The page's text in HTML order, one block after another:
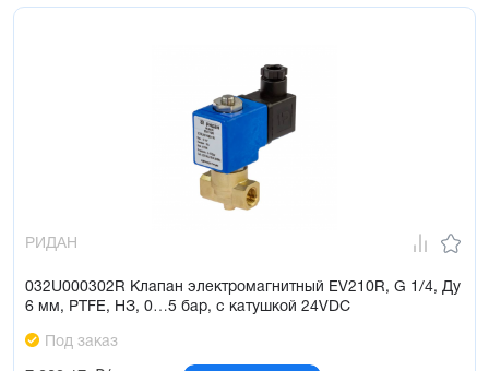
РИДАН
032U000302R Клапан электромагнитный EV210R, G 1/4, Ду
6 мм, PTFE, НЗ, 0…5 бар, с катушкой 24VDC
Под заказ